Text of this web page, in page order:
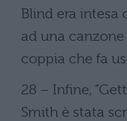
Blind era intesa
ad una
coppia che fa
28 – Infine,
Smith è stata